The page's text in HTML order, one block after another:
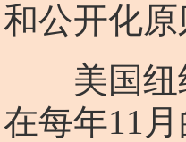
和公开化原
美国纽约
在每年11